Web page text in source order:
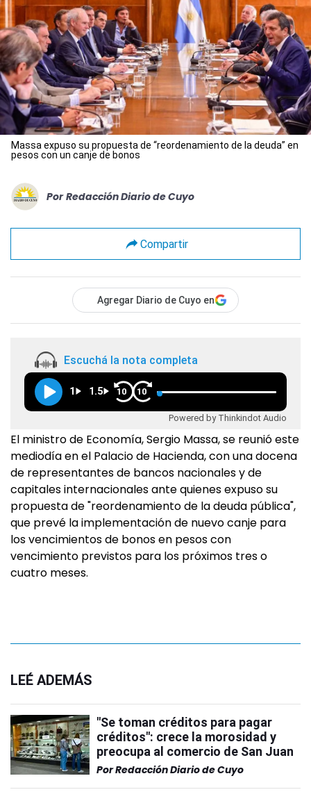
Massa expuso su propuesta de “reordenamiento de la deuda” en
pesos con un canje de bonos
Por Redacción Diario de Cuyo
Compartir
Agregar Diario de Cuyo en
Escuchá la nota completa
1 1.5 10 10
Powered by Thinkindot Audio
El ministro de Economía, Sergio Massa, se reunió este
mediodía en el Palacio de Hacienda, con una docena
de representantes de bancos nacionales y de
capitales internacionales ante quienes expuso su
propuesta de "reordenamiento de la deuda pública",
que prevé la implementación de nuevo canje para
los vencimientos de bonos en pesos con
vencimiento previstos para los próximos tres o
cuatro meses.
LEÉ ADEMÁS
"Se toman créditos para pagar
créditos": crece la morosidad y
preocupa al comercio de San Juan
PorRedacción Diario de Cuyo